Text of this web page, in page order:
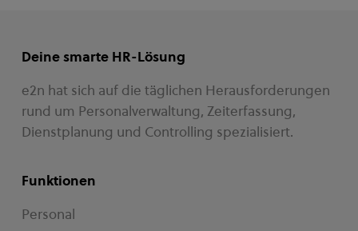
Deine smarte HR-Lösung
e2n hat sich auf die täglichen Herausforderungen
rund um Personalverwaltung, Zeiterfassung,
Dienstplanung und Controlling spezialisiert.
Funktionen
Personal